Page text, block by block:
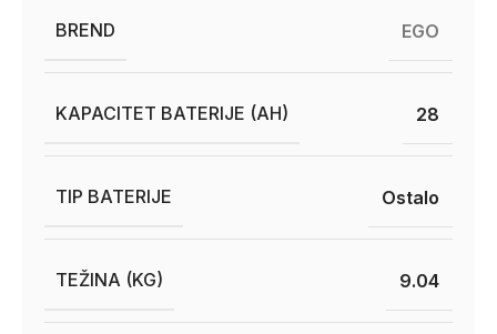
BREND EGO
KAPACITET BATERIJE (AH) 28
TIP BATERIJE Ostalo
TEŽINA (KG) 9.04